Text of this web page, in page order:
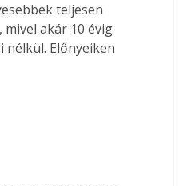
teljesen
akár 10 évig
nélkül. Előnyeiken